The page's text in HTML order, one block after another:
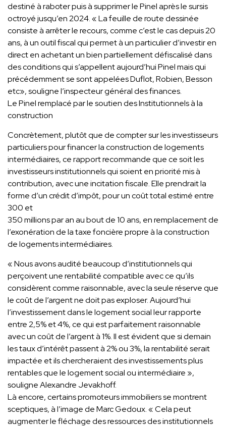
destiné à raboter puis à supprimer le Pinel après le sursis
octroyé jusqu’en 2024. « La feuille de route dessinée
consiste à arrêter le recours, comme c’est le cas depuis 20
ans, à un outil fiscal qui permet à un particulier d’investir en
direct en achetant un bien partiellement défiscalisé dans
des conditions qui s’appellent aujourd’hui Pinel mais qui
précédemment se sont appelées Duflot, Robien, Besson
etc», souligne l’inspecteur général des finances.
Le Pinel remplacé par le soutien des Institutionnels à la
construction
Concrètement, plutôt que de compter sur les investisseurs
particuliers pour financer la construction de logements
intermédiaires, ce rapport recommande que ce soit les
investisseurs institutionnels qui soient en priorité mis à
contribution, avec une incitation fiscale. Elle prendrait la
forme d’un crédit d’impôt, pour un coût total estimé entre
300 et
350 millions par an au bout de 10 ans, en remplacement de
l’exonération de la taxe foncière propre à la construction
de logements intermédiaires.
« Nous avons audité beaucoup d’institutionnels qui
perçoivent une rentabilité compatible avec ce qu’ils
considèrent comme raisonnable, avec la seule réserve que
le coût de l’argent ne doit pas exploser. Aujourd’hui
l’investissement dans le logement social leur rapporte
entre 2,5% et 4%, ce qui est parfaitement raisonnable
avec un coût de l’argent à 1%. Il est évident que si demain
les taux d’intérêt passent à 2% ou 3%, la rentabilité serait
impactée et ils chercheraient des investissements plus
rentables que le logement social ou intermédiaire »,
souligne Alexandre Jevakhoff.
Là encore, certains promoteurs immobiliers se montrent
sceptiques, à l’image de Marc Gedoux. « Cela peut
augmenter le fléchage des ressources des institutionnels